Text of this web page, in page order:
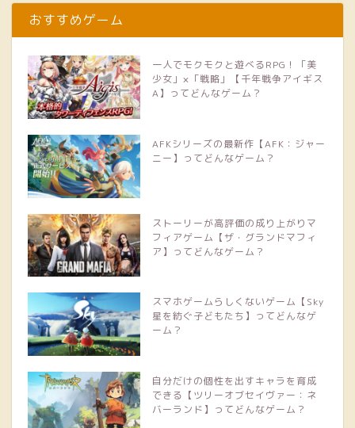
おすすめゲーム
一人でモクモクと遊べるRPG！「美
少女」×「戦略」【千年戦争アイギス
A】ってどんなゲーム？
AFKシリーズの最新作【AFK：ジャー
ニー】ってどんなゲーム？
ストーリーが高評価の成り上がりマ
フィアゲーム【ザ・グランドマフィ
ア】ってどんなゲーム？
スマホゲームらしくないゲーム【Sky
星を紡ぐ子どもたち】ってどんなゲ
ーム？
自分だけの個性を出すキャラを育成
できる【ツリーオブセイヴァー：ネ
バーランド】ってどんなゲーム？